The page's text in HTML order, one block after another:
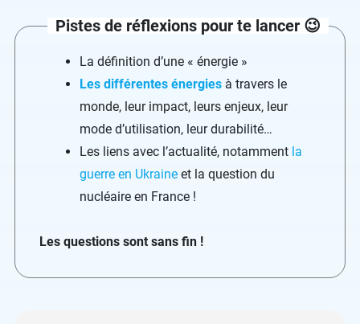
Pistes de réflexions pour te lancer 😉
La définition d’une « énergie »
Les différentes énergies à travers le
monde, leur impact, leurs enjeux, leur
mode d’utilisation, leur durabilité…
Les liens avec l’actualité, notamment la
guerre en Ukraine et la question du
nucléaire en France !
Les questions sont sans fin !